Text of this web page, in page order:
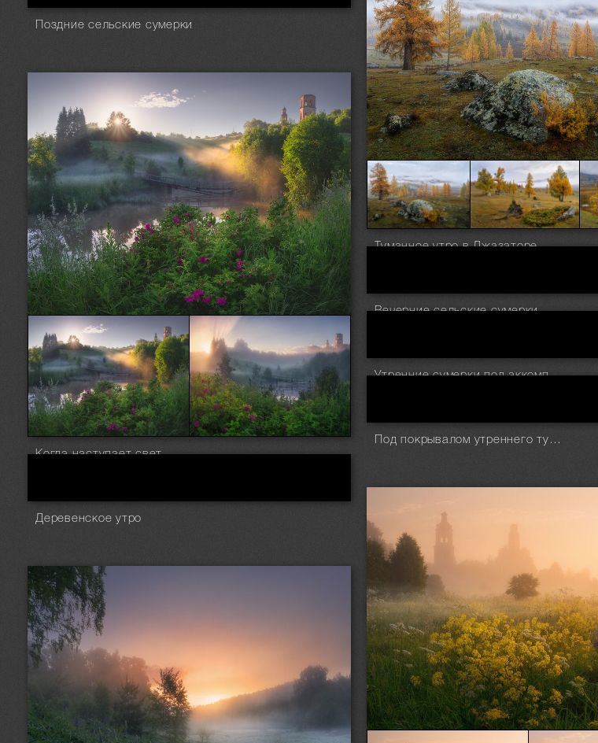
Туманное утро в Джазаторе
Поздние сельские сумерки
Когда наступает свет
Вечерние сельские сумерки
Утренние сумерки под аккомпанемент комариного писка
Под покрывалом утреннего тумана
Деревенское утро